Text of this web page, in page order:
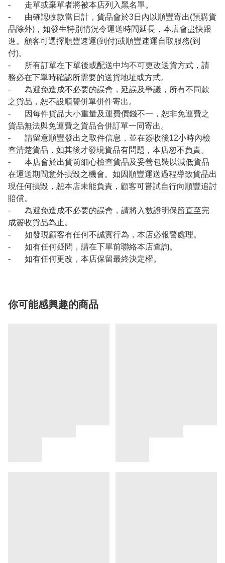
- 走單或棄單者將被本店列入黑名單。
- 由確認收款當日計，貨品會於3日內以順豐寄出(預購貨
品除外)，如發生特別情況令運送時間延長，本店會盡快跟
進。顧客可選擇順豐速運(到付)或順豐速運自取服務(到
付)。
- 所有訂單在下單後或配送中均不可更改送貨方式，請
務必在下單時確認所需要的送貨地址或方式。
- 為避免造成不必要的誤會，延誤及爭議，所有不同款
之貨品，恕不設順豐併單併件寄出。
- 因每件貨品大小重量及運費價錢不一，恕非免運費之
貨品無法與免運費之貨品合併訂單一同寄出。
- 請留意順豐發出之取件信息，並在簽收後12小時內檢
查清楚貨品，如其後才發現貨品有問題，本店恕不負責。
- 本店會於出貨前細心檢查貨品及妥善包裝以減低貨品
在運送期間意外損毀之機會。如因順豐運送過程導致貨品出
現任何損毀，恕本店未能負責，顧客可嘗試自行向順豐追討
賠償。
- 為避免造成不必要的誤會，請將入數證明保留直至完
成簽收貨品為止。
- 如發現顧客有任何不誠實行為，本店必報警處理。
- 如有任何疑問，請在下單前聯絡本店查詢。
- 如有任何更改，本店保留最終決定權。
你可能感興趣的商品